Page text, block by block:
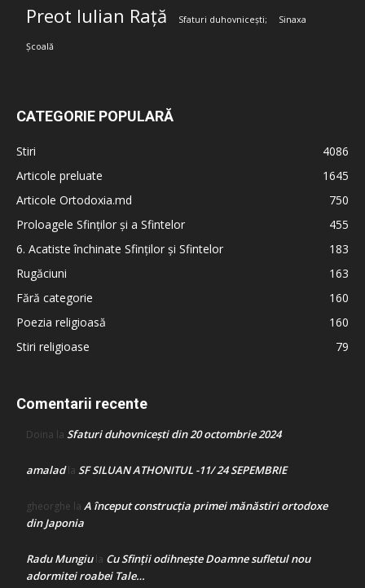
Preot Iulian Rață Sfaturi duhovnicești; Sinaxa
Școală
CATEGORIE POPULARĂ
Stiri
4086
Articole preluate
1645
Articole Ortodoxia.md
750
Proloagele Sfinților și a Sfintelor
455
6. Acatiste închinate Sfinților și Sfintelor
183
Rugăciuni
163
Fără categorie
160
Poezia religioasă
160
Stiri religioase
79
Comentarii recente
Doina la Sfaturi duhovnicești din 20 octombrie 2024
amaladla SF SILUAN ATHONITUL -11/ 24 SEPEMBRIE
gheorghe la A început construcţia primei mănăstiri ortodoxe
din Japonia
Radu Mungiula Cu Sfinții odihnește Doamne sufletul nou
adormitei roabei Tale…